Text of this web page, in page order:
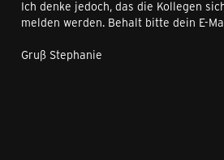
Ich denke jedoch, das die Kollegen
melden werden. Behalt bitte dein E-
Gruß Stephanie